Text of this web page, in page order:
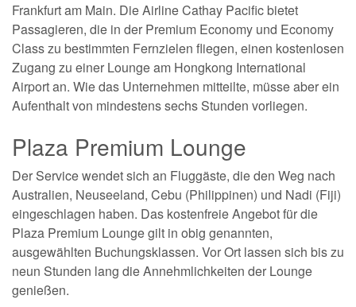
Frankfurt am Main. Die Airline Cathay Pacific bietet
Passagieren, die in der Premium Economy und Economy
Class zu bestimmten Fernzielen fliegen, einen kostenlosen
Zugang zu einer Lounge am Hongkong International
Airport an. Wie das Unternehmen mitteilte, müsse aber ein
Aufenthalt von mindestens sechs Stunden vorliegen.
Plaza Premium Lounge
Der Service wendet sich an Fluggäste, die den Weg nach
Australien, Neuseeland, Cebu (Philippinen) und Nadi (Fiji)
eingeschlagen haben. Das kostenfreie Angebot für die
Plaza Premium Lounge gilt in obig genannten,
ausgewählten Buchungsklassen. Vor Ort lassen sich bis zu
neun Stunden lang die Annehmlichkeiten der Lounge
genießen.